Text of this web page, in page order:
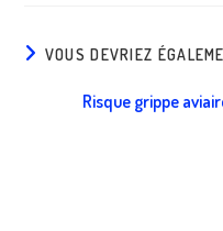
VOUS DEVRIEZ
Risque grippe